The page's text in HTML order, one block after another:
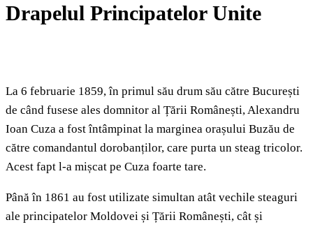
Drapelul Principatelor Unite
La 6 februarie 1859, în primul său drum său către București
de când fusese ales domnitor al Țării Românești, Alexandru
Ioan Cuza a fost întâmpinat la marginea orașului Buzău de
către comandantul dorobanților, care purta un steag tricolor.
Acest fapt l-a mișcat pe Cuza foarte tare.
Până în 1861 au fost utilizate simultan atât vechile steaguri
ale principatelor Moldovei și Țării Românești, cât și